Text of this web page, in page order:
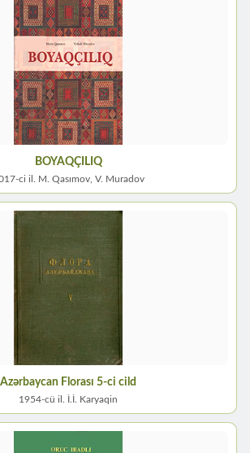
BOYAQÇILIQ
ci il. M. Qasımov, V. Muradov
Azərbaycan Florası 5-ci cild
1954-cü il. İ.İ. Karyaqin